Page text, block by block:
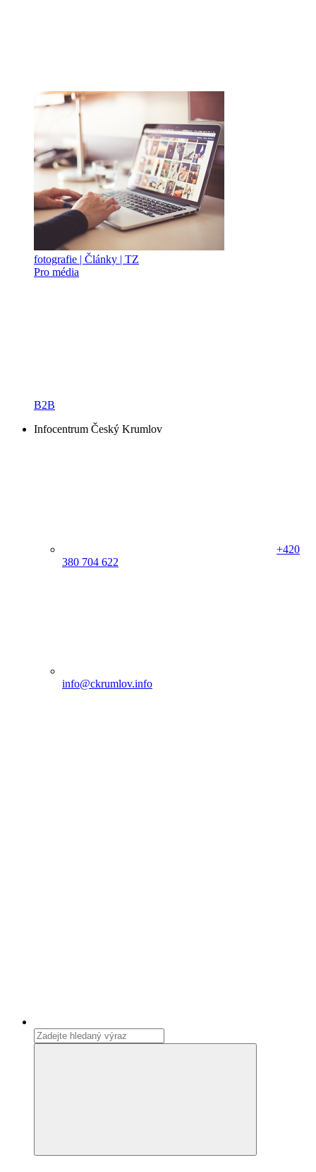
fotografie | Články | TZ
Pro média
B2B
Infocentrum Český Krumlov
+420
380 704 622
info@ckrumlov.info